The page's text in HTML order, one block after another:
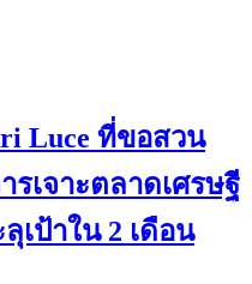
Luce ที่ขอสวน
รเจาะตลาดเศรษฐี
เป้าใน 2 เดือน